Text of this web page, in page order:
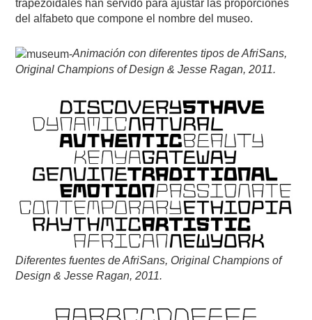
trapezoidales han servido para ajustar las proporciones
del alfabeto que compone el nombre del museo.
Animación con diferentes tipos de AfriSans,
Original Champions of Design & Jesse Ragan, 2011.
Diferentes fuentes de AfriSans, Original Champions of
Design & Jesse Ragan, 2011.